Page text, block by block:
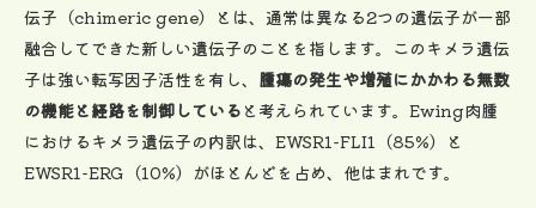
伝子（chimeric gene）とは、通常は異なる2つの遺伝子が一部
融合してできた新しい遺伝子のことを指します。このキメラ遺伝
子は強い転写因子活性を有し、 腫瘍の発生や増殖にかかわる無数
の機能と経路を制御している と考えられています。Ewing肉腫
におけるキメラ遺伝子の内訳は、EWSR1-FLI1（85%）と
EWSR1-ERG（10%）がほとんどを占め、他はまれです。